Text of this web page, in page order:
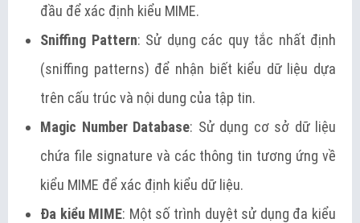
đầu để xác định kiểu MIME.
Sniffing Pattern: Sử dụng các quy tắc nhất định
(sniffing patterns) để nhận biết kiểu dữ liệu dựa
trên cấu trúc và nội dung của tập tin.
Magic Number Database: Sử dụng cơ sở dữ liệu
chứa file signature và các thông tin tương ứng về
kiểu MIME để xác định kiểu dữ liệu.
Đa kiểu MIME: Một số trình duyệt sử dụng đa kiểu